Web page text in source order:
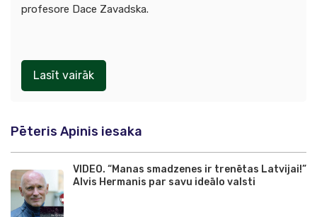
profesore Dace Zavadska.
Lasīt vairāk
Pēteris Apinis iesaka
VIDEO. “Manas smadzenes ir trenētas Latvijai!”
Alvis Hermanis par savu ideālo valsti